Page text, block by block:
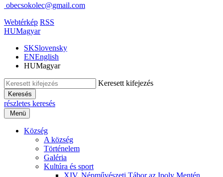
obecsokolec@gmail.com
Webtérkép RSS
HUMagyar
SKSlovensky
ENEnglish
HUMagyar
Keresett kifejezés
Keresés
részletes keresés
Menü
Község
A község
Történelem
Galéria
Kultúra és sport
XIV. Népművészeti Tábor az Ipoly Mentén